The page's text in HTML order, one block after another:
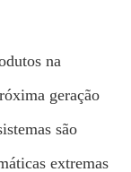
na
geração
são
extremas